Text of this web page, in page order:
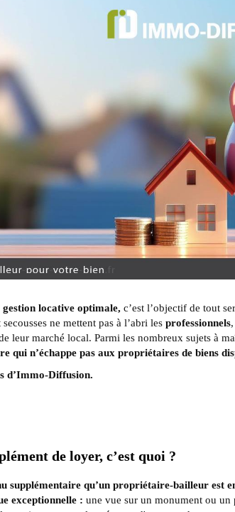
locative optimale, c’est l’objectif de tout
ne mettent pas à l’abri les professionnels
leur marché local. Parmi les nombreux sujets à
qui n’échappe pas aux propriétaires de biens
d’Immo-Diffusion.
de loyer, c’est quoi ?
supplémentaire qu’un propriétaire-bailleur est
exceptionnelle : une vue sur un monument ou un